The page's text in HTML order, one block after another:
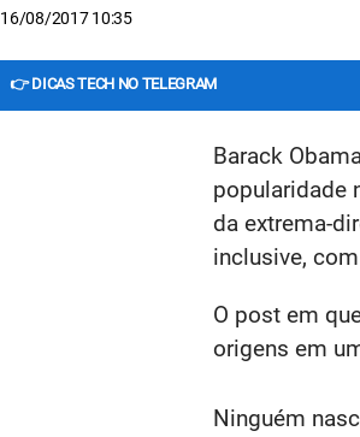
16/08/2017 10:35
👉 DICAS TECH NO TELEGRAM
Barack
popularidade
da extrema-
inclusive,
O post em
origens em
Ninguém